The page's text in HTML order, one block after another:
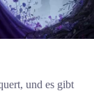
und es gibt